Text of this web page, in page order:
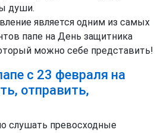
души.
является одним из самых
папе на День защитника
можно себе представить!
с 23 февраля на
отправить,
слушать превосходные